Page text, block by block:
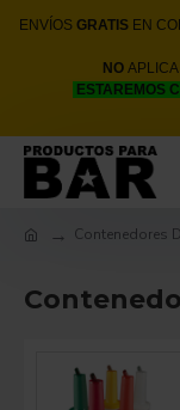
ENVÍOS GRATISEN
NO
ESTAREMOS
Contenedores